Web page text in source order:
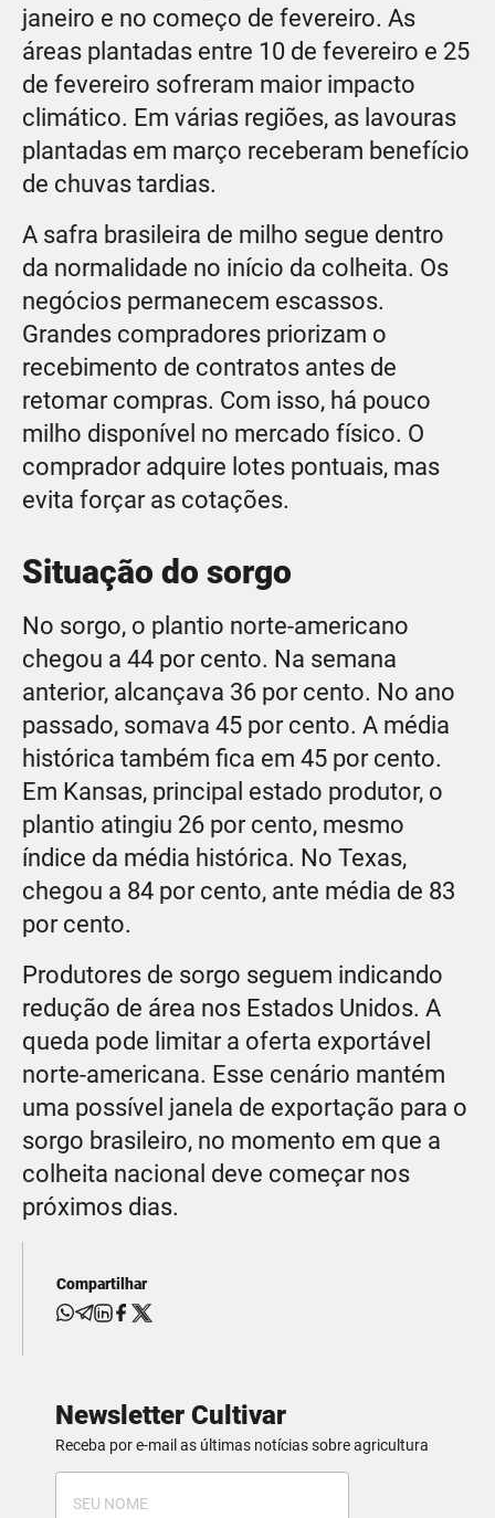
janeiro e no começo de fevereiro. As
áreas plantadas entre 10 de fevereiro e 25
de fevereiro sofreram maior impacto
climático. Em várias regiões, as lavouras
plantadas em março receberam benefício
de chuvas tardias.
A safra brasileira de milho segue dentro
da normalidade no início da colheita. Os
negócios permanecem escassos.
Grandes compradores priorizam o
recebimento de contratos antes de
retomar compras. Com isso, há pouco
milho disponível no mercado físico. O
comprador adquire lotes pontuais, mas
evita forçar as cotações.
Situação do sorgo
No sorgo, o plantio norte-americano
chegou a 44 por cento. Na semana
anterior, alcançava 36 por cento. No ano
passado, somava 45 por cento. A média
histórica também fica em 45 por cento.
Em Kansas, principal estado produtor, o
plantio atingiu 26 por cento, mesmo
índice da média histórica. No Texas,
chegou a 84 por cento, ante média de 83
por cento.
Produtores de sorgo seguem indicando
redução de área nos Estados Unidos. A
queda pode limitar a oferta exportável
norte-americana. Esse cenário mantém
uma possível janela de exportação para o
sorgo brasileiro, no momento em que a
colheita nacional deve começar nos
próximos dias.
Compartilhar
Newsletter Cultivar
Receba por e-mail as últimas notícias sobre agricultura